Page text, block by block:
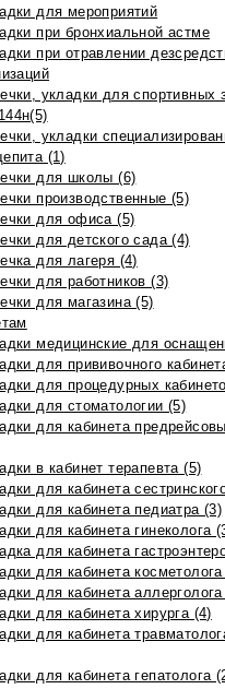
для мероприятий
при бронхиальной астме
при отравлении
укладки для спортивных
укладки
(1)
для школы (6)
производственные (5)
для офиса (5)
для детского сада (4)
для лагеря (4)
для работников (3)
для магазина (5)
медицинские для
для прививочного
для процедурных
для стоматологии (5)
для кабинета
в кабинет терапевта (5)
для кабинета
для кабинета педиатра (3)
для кабинета гинеколога
для кабинета
для кабинета
для кабинета
для кабинета хирурга (4)
для кабинета
для кабинета гепатолога